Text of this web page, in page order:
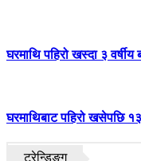
घरमाथि पहिरो खस्दा ३
घरमाथिबाट पहिरो खसेपछि
ट्रेन्डिङ्ग